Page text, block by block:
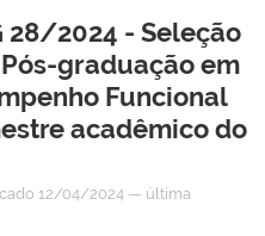
28/2024 - Seleção
graduação em
Funcional
acadêmico do
12/04/2024 — última